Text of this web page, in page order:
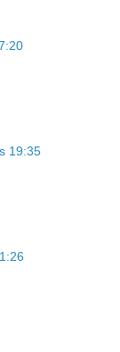
19:35